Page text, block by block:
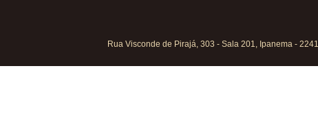
Rua Visconde de Pirajá, 303 - Sala 201, Ipanema -